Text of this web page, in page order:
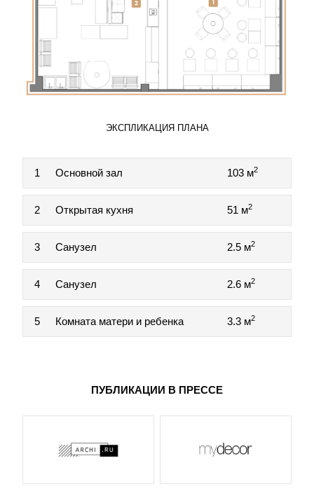
ЭКСПЛИКАЦИЯ ПЛАНА
1 Основной зал 103 м2
2 Открытая кухня 51 м2
3 Санузел 2.5 м2
4 Санузел 2.6 м2
5 Комната матери и ребенка 3.3 м2
ПУБЛИКАЦИИ В ПРЕССЕ